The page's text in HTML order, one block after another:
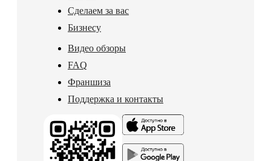
Сделаем за вас
Бизнесу
Видео обзоры
FAQ
Франшиза
Поддержка и контакты